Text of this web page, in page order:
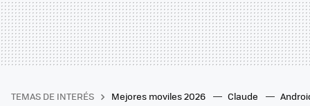
TEMAS DE INTERÉS Mejores moviles 2026 Claude